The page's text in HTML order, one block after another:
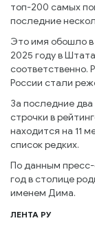
топ-200 самых
последние
Это имя обошло в
2025 году в
соответственно.
России стали
За последние
строчки в
находится на 11
список редких.
По данным
год в столице
именем Дима.
ЛЕНТА РУ